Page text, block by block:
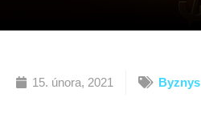
15. února, 2021 Byznys